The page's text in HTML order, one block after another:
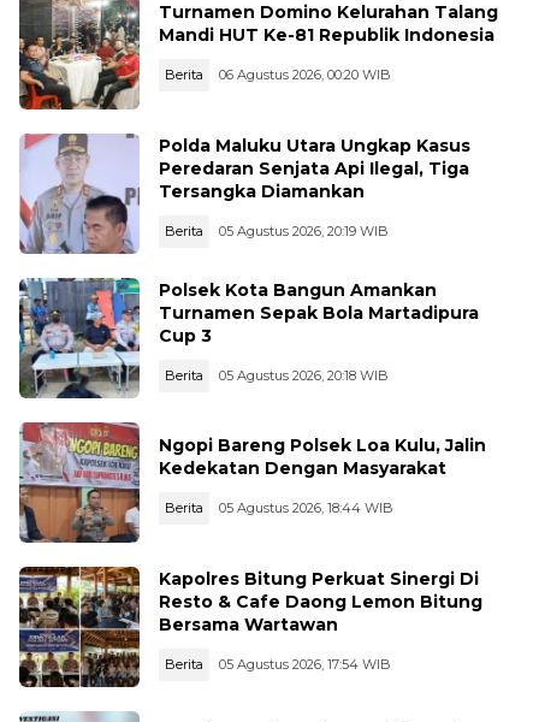
Turnamen Domino Kelurahan Talang
Mandi HUT Ke-81 Republik Indonesia
Berita 06 Agustus 2026, 00:20 WIB
Polda Maluku Utara Ungkap Kasus
Peredaran Senjata Api Ilegal, Tiga
Tersangka Diamankan
Berita 05 Agustus 2026, 20:19 WIB
Polsek Kota Bangun Amankan
Turnamen Sepak Bola Martadipura
Cup 3
Berita 05 Agustus 2026, 20:18 WIB
Ngopi Bareng Polsek Loa Kulu, Jalin
Kedekatan Dengan Masyarakat
Berita 05 Agustus 2026, 18:44 WIB
Kapolres Bitung Perkuat Sinergi Di
Resto & Cafe Daong Lemon Bitung
Bersama Wartawan
Berita 05 Agustus 2026, 17:54 WIB